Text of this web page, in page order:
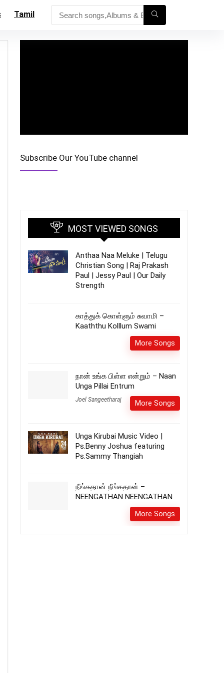
Tamil
Subscribe Our YouTube channel
MOST VIEWED SONGS
Anthaa Naa Meluke | Telugu
Christian Song | Raj Prakash
Paul | Jessy Paul | Our Daily
Strength
காத்துக் கொள்ளும் சுவாமி –
Kaaththu Kolllum Swami
More Songs
நான் உங்க பிள்ள என்றும் – Naan
Unga Pillai Entrum
Joel Sangeetharaj More Songs
Unga Kirubai Music Video |
Ps.Benny Joshua featuring
Ps.Sammy Thangiah
நீங்கதான் நீங்கதான் –
NEENGATHAN NEENGATHAN
More Songs